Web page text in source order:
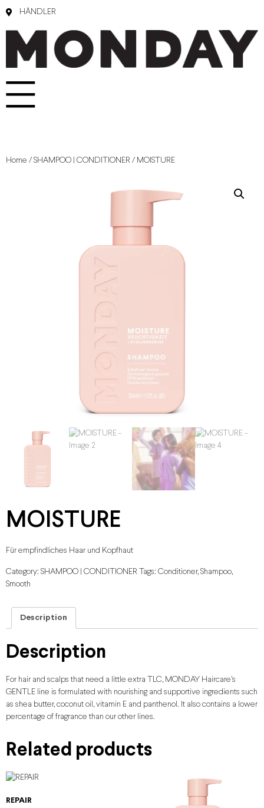
HÄNDLER
Home / SHAMPOO | CONDITIONER / MOISTURE
MOISTURE
Für empfindliches Haar und Kopfhaut
Category: SHAMPOO | CONDITIONER Tags: Conditioner, Shampoo,
Smooth
Description
Description
For hair and scalps that need a little extra TLC, MONDAY Haircare’s
GENTLE line is formulated with nourishing and supportive ingredients such
as shea butter, coconut oil, vitamin E and panthenol. It also contains a lower
percentage of fragrance than our other lines.
Related products
REPAIR